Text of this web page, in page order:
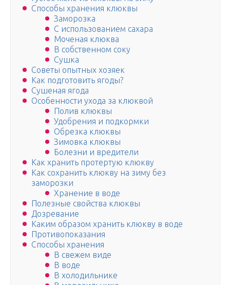
Способы хранения клюквы
Заморозка
С использованием сахара
Моченая клюква
В собственном соку
Сушка
Советы опытных хозяек
Как подготовить ягоды?
Сушеная ягода
Особенности ухода за клюквой
Полив клюквы
Удобрения и подкормки
Обрезка клюквы
Зимовка клюквы
Болезни и вредители
Как хранить протертую клюкву
Как сохранить клюкву на зиму без
заморозки
Хранение в воде
Полезные свойства клюквы
Дозревание
Каким образом хранить клюкву в воде
Противопоказания
Способы хранения
В свежем виде
В воде
В холодильнике